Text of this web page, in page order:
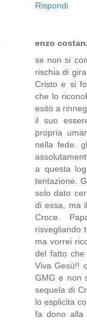
Rispondi
enzo
se non si
rischia di
Cristo e si
che lo
esitò a
il suo
propria
nella fede.
a questa
tentazione.
solo dato
di essa, ma
Croce.
risvegliando
ma vorrei
del fatto che
Viva Gesù!!
GMG e non
sequela di
lo esplicita
fa dono alla